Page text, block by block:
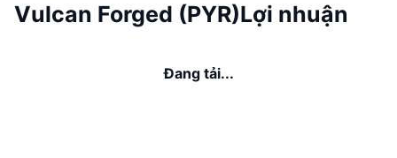
Vulcan Forged (PYR)Lợi nhuận
Đang tải...